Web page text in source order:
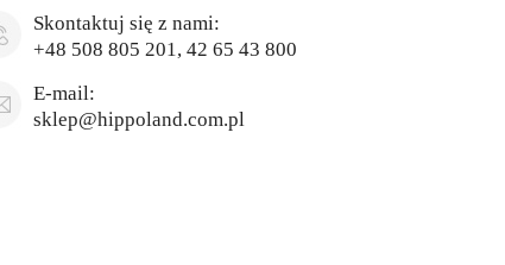
Skontaktuj się z nami:
+48 508 805 201, 42 65 43 800
E-mail:
sklep@hippoland.com.pl